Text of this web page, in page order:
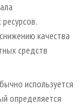
качества
средств
используется
определяется